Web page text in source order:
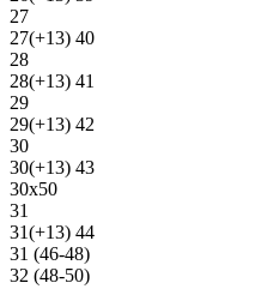
27
27(+13) 40
28
28(+13) 41
29
29(+13) 42
30
30(+13) 43
30х50
31
31(+13) 44
31 (46-48)
32 (48-50)